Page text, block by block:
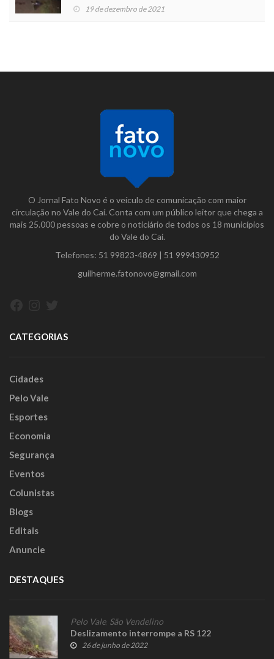
19 de dezembro de 2021
O Jornal Fato Novo é o veículo de comunicação com maior
circulação no Vale do Caí. Conta com um público leitor que chega a
mais 25.000 pessoas e cobre o noticiário de todos os 18 municípios
do Vale do Caí.
Telefones: 51 99823-4869 | 51 999430952
guilherme.fatonovo@gmail.com
CATEGORIAS
Cidades
Pelo Vale
Esportes
Economia
Segurança
Eventos
Colunistas
Blogs
Editais
Anuncie
DESTAQUES
Pelo Vale, São Vendelino
Deslizamento interrompe a RS 122
26 de junho de 2022